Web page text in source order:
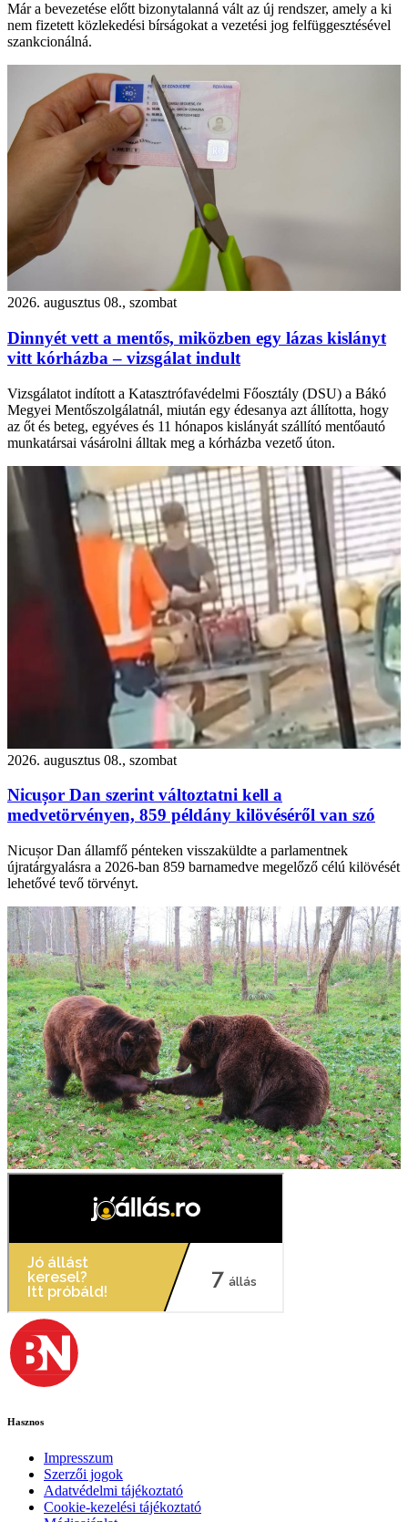
Már a bevezetése előtt bizonytalanná vált az új rendszer, amely a ki
nem fizetett közlekedési bírságokat a vezetési jog felfüggesztésével
szankcionálná.
2026. augusztus 08., szombat
Dinnyét vett a mentős, miközben egy lázas kislányt
vitt kórházba – vizsgálat indult
Vizsgálatot indított a Katasztrófavédelmi Főosztály (DSU) a Bákó
Megyei Mentőszolgálatnál, miután egy édesanya azt állította, hogy
az őt és beteg, egyéves és 11 hónapos kislányát szállító mentőautó
munkatársai vásárolni álltak meg a kórházba vezető úton.
2026. augusztus 08., szombat
Nicușor Dan szerint változtatni kell a
medvetörvényen, 859 példány kilövéséről van szó
Nicușor Dan államfő pénteken visszaküldte a parlamentnek
újratárgyalásra a 2026-ban 859 barnamedve megelőző célú kilövését
lehetővé tevő törvényt.
Hasznos
Impresszum
Szerzői jogok
Adatvédelmi tájékoztató
Cookie-kezelési tájékoztató